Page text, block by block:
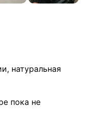
натуральная
пока не